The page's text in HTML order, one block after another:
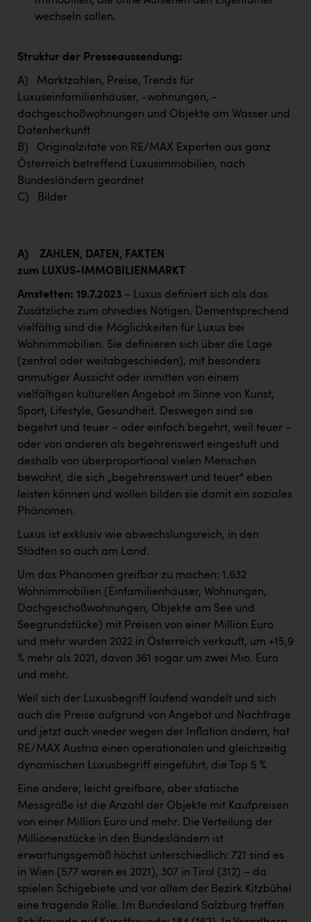
wechseln sollen.
Struktur der Presseaussendung:
A) Marktzahlen, Preise, Trends für
Luxuseinfamilienhäuser, -wohnungen, -
dachgeschoßwohnungen und Objekte am Wasser und
Datenherkunft
B) Originalzitate von RE/MAX Experten aus ganz
Österreich betreffend Luxusimmobilien, nach
Bundesländern geordnet
C) Bilder
A)
ZAHLEN, DATEN, FAKTEN
zum LUXUS-IMMOBILIENMARKT
Amstetten: 19.7.2023 – Luxus definiert sich als das
Zusätzliche zum ohnedies Nötigen. Dementsprechend
vielfältig sind die Möglichkeiten für Luxus bei
Wohnimmobilien. Sie definieren sich über die Lage
(zentral oder weitabgeschieden), mit besonders
anmutiger Aussicht oder inmitten von einem
vielfältigen kulturellen Angebot im Sinne von Kunst,
Sport, Lifestyle, Gesundheit. Deswegen sind sie
begehrt und teuer – oder einfach begehrt, weil teuer –
oder von anderen als begehrenswert eingestuft und
deshalb von überproportional vielen Menschen
bewohnt, die sich „begehrenswert und teuer“ eben
leisten können und wollen bilden sie damit ein soziales
Phänomen.
Luxus ist exklusiv wie abwechslungsreich, in den
Städten so auch am Land.
Um das Phänomen greifbar zu machen: 1.632
Wohnimmobilien (Einfamilienhäuser, Wohnungen,
Dachgeschoßwohnungen, Objekte am See und
Seegrundstücke) mit Preisen von einer Million Euro
und mehr wurden 2022 in Österreich verkauft, um +15,9
% mehr als 2021, davon 361 sogar um zwei Mio. Euro
und mehr.
Weil sich der Luxusbegriff laufend wandelt und sich
auch die Preise aufgrund von Angebot und Nachfrage
und jetzt auch wieder wegen der Inflation ändern, hat
RE/MAX Austria einen operationalen und gleichzeitig
dynamischen Luxusbegriff eingeführt, die Top 5 %
Eine andere, leicht greifbare, aber statische
Messgröße ist die Anzahl der Objekte mit Kaufpreisen
von einer Million Euro und mehr. Die Verteilung der
Millionenstücke in den Bundesländern ist
erwartungsgemäß höchst unterschiedlich: 721 sind es
in Wien (577 waren es 2021), 307 in Tirol (312) – da
spielen Schigebiete und vor allem der Bezirk Kitzbühel
eine tragende Rolle. Im Bundesland Salzburg treffen